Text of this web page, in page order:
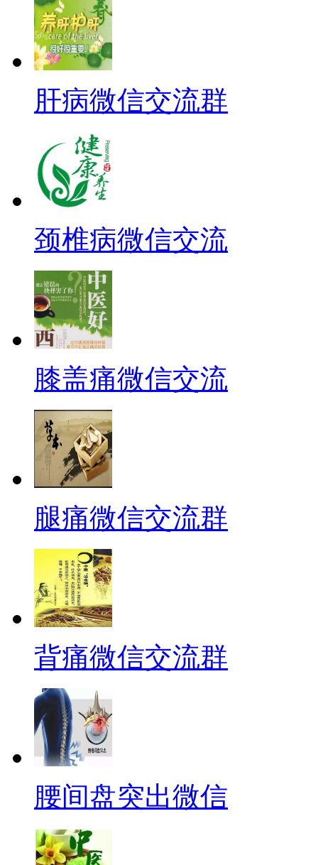
肝病微信交流群
颈椎病微信交流
膝盖痛微信交流
腿痛微信交流群
背痛微信交流群
腰间盘突出微信